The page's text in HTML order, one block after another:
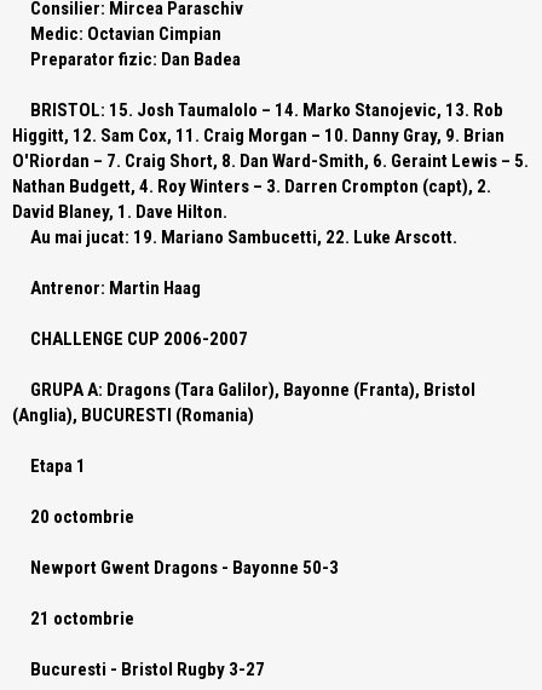
Consilier: Mircea Paraschiv
Medic: Octavian Cimpian
Preparator fizic: Dan Badea
BRISTOL: 15. Josh Taumalolo – 14. Marko Stanojevic, 13. Rob
Higgitt, 12. Sam Cox, 11. Craig Morgan – 10. Danny Gray, 9. Brian
O'Riordan – 7. Craig Short, 8. Dan Ward-Smith, 6. Geraint Lewis – 5.
Nathan Budgett, 4. Roy Winters – 3. Darren Crompton (capt), 2.
David Blaney, 1. Dave Hilton.
Au mai jucat: 19. Mariano Sambucetti, 22. Luke Arscott.
Antrenor: Martin Haag
CHALLENGE CUP 2006-2007
GRUPA A: Dragons (Tara Galilor), Bayonne (Franta), Bristol
(Anglia), BUCURESTI (Romania)
Etapa 1
20 octombrie
Newport Gwent Dragons - Bayonne 50-3
21 octombrie
Bucuresti - Bristol Rugby 3-27